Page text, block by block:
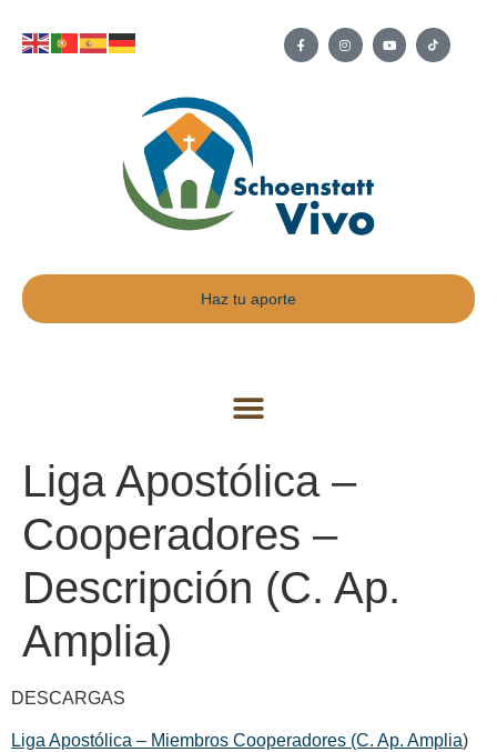
Haz tu aporte
Liga Apostólica –
Cooperadores –
Descripción (C. Ap.
Amplia)
DESCARGAS
Liga Apostólica – Miembros Cooperadores (C. Ap. Amplia)